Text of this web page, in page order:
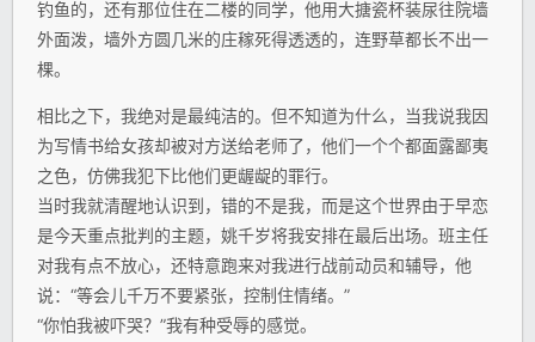
钓鱼的，还有那位住在二楼的同学，他用大搪瓷杯装尿往院墙
外面泼，墙外方圆几米的庄稼死得透透的，连野草都长不出一
棵。
相比之下，我绝对是最纯洁的。但不知道为什么，当我说我因
为写情书给女孩却被对方送给老师了，他们一个个都面露鄙夷
之色，仿佛我犯下比他们更龌龊的罪行。
当时我就清醒地认识到，错的不是我，而是这个世界由于早恋
是今天重点批判的主题，姚千岁将我安排在最后出场。班主任
对我有点不放心，还特意跑来对我进行战前动员和辅导，他
说：“等会儿千万不要紧张，控制住情绪。”
“你怕我被吓哭？”我有种受辱的感觉。